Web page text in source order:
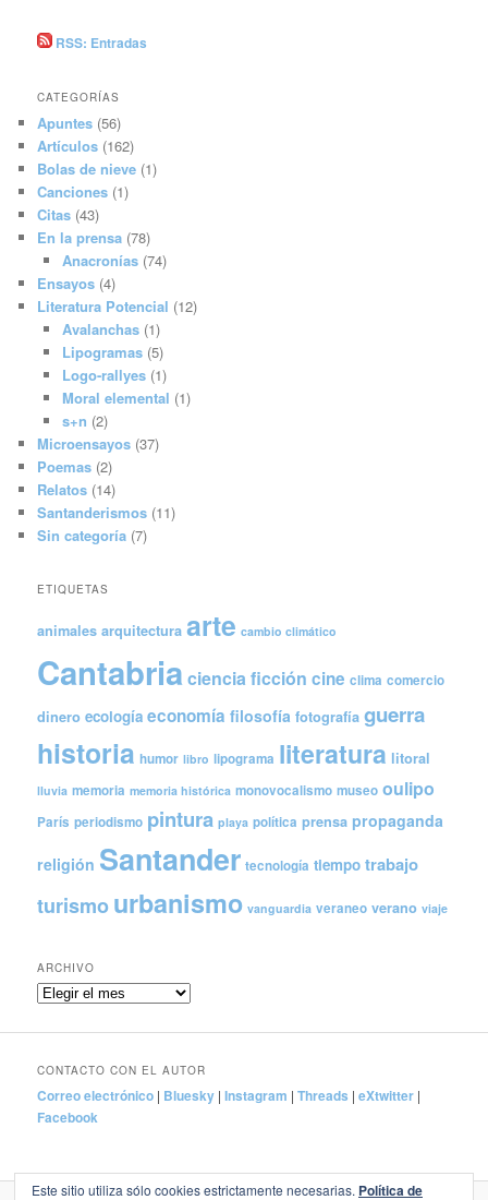
RSS: Entradas
CATEGORÍAS
Apuntes (56)
Artículos (162)
Bolas de nieve (1)
Canciones (1)
Citas (43)
En la prensa (78)
Anacronías(74)
Ensayos (4)
Literatura Potencial (12)
Avalanchas(1)
Lipogramas(5)
Logo-rallyes(1)
Moral elemental (1)
s+n (2)
Microensayos (37)
Poemas (2)
Relatos (14)
Santanderismos (11)
Sin categoría (7)
ETIQUETAS
animales arquitectura arte cambio climático
Cantabriaciencia ficción cine clima comercio
dinero ecología economía filosofía fotografía guerra
historia humor libro lipograma literatura litoral
lluvia memoria memoria histórica monovocalismo museo oulipo
París periodismo pintura playa política prensa propaganda
religión Santander tecnología tiempo trabajo
turismourbanismo vanguardia veraneo verano viaje
ARCHIVO
Archivo
CONTACTO CON EL AUTOR
Correo electrónico | Bluesky |Instagram |Threads |eXtwitter |
Facebook
Este sitio utiliza sólo cookies estrictamente necesarias. Política de